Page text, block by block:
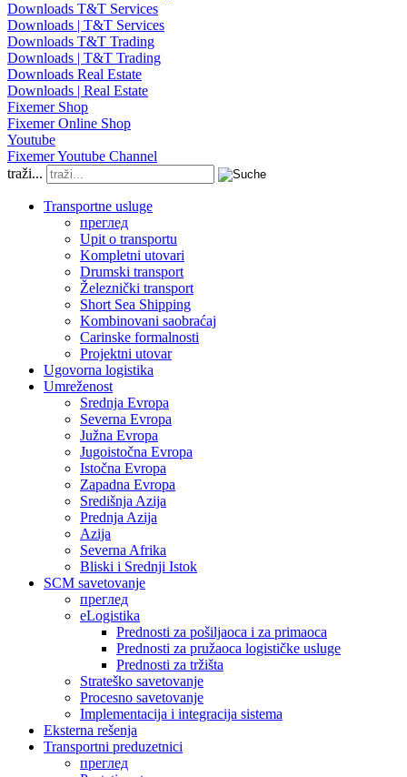
Downloads T&T Services
Downloads | T&T Services
Downloads T&T Trading
Downloads | T&T Trading
Downloads Real Estate
Downloads | Real Estate
Fixemer Shop
Fixemer Online Shop
Youtube
Fixemer Youtube Channel
traži...
Transportne usluge
преглед
Upit o transportu
Kompletni utovari
Drumski transport
Železnički transport
Short Sea Shipping
Kombinovani saobraćaj
Carinske formalnosti
Projektni utovar
Ugovorna logistika
Umreženost
Srednja Evropa
Severna Evropa
Južna Evropa
Jugoistočna Evropa
Istočna Evropa
Zapadna Evropa
Središnja Azija
Prednja Azija
Azija
Severna Afrika
Bliski i Srednji Istok
SCM savetovanje
преглед
eLogistika
Prednosti za pošiljaoca i za primaoca
Prednosti za pružaoca logističke usluge
Prednosti za tržišta
Strateško savetovanje
Procesno savetovanje
Implementacija i integracija sistema
Eksterna rešenja
Transportni preduzetnici
преглед